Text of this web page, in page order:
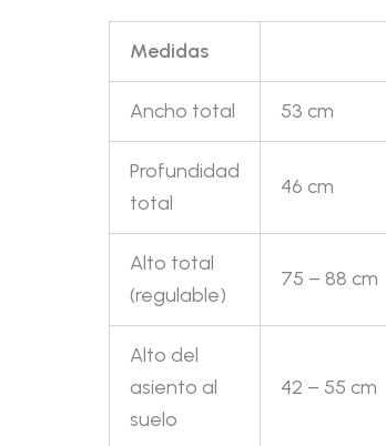
Medidas
Ancho total 53 cm
Profundidad
total
46 cm
Alto total
(regulable)
75 – 88 cm
Alto del
asiento al
suelo
42 – 55 cm